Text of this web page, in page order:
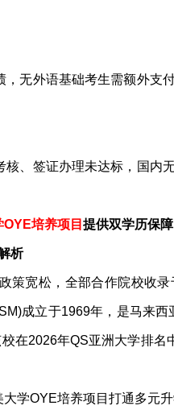
无外语基础考生需额外支
、签证办理未达标，国内
培养项目 提供双学历保障
析
策宽松，全部合作院校收
成立于1969年，是马来
在2026年QS亚洲大学排